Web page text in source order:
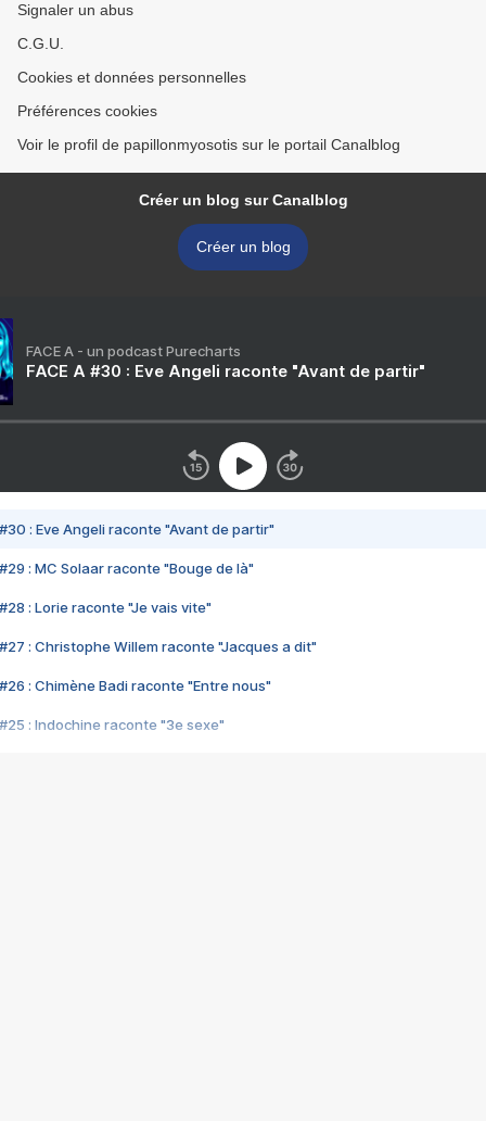
Signaler un abus
C.G.U.
Cookies et données personnelles
Préférences cookies
Voir le profil de papillonmyosotis sur le portail Canalblog
Créer un blog sur Canalblog
Créer un blog
FACE A - un podcast Purecharts
FACE A #30 : Eve Angeli raconte "Avant de partir"
#30 : Eve Angeli raconte "Avant de partir"
#29 : MC Solaar raconte "Bouge de là"
#28 : Lorie raconte "Je vais vite"
#27 : Christophe Willem raconte "Jacques a dit"
#26 : Chimène Badi raconte "Entre nous"
#25 : Indochine raconte "3e sexe"